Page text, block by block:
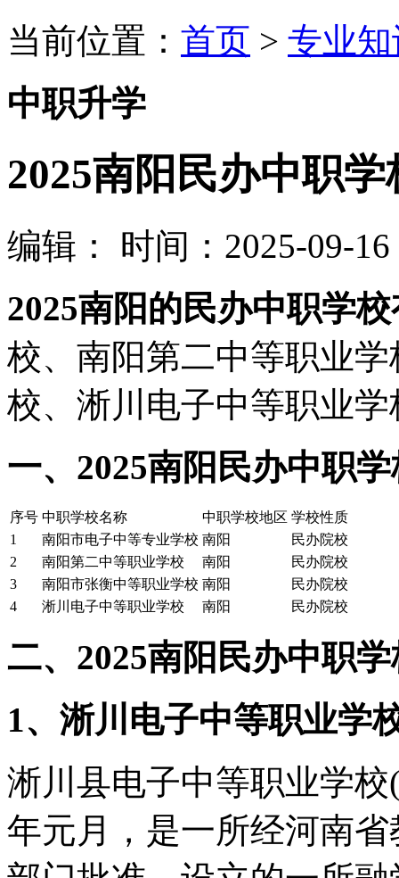
当前位置： 首页 > 专业
中职升学
2025南阳民办中职
编辑：
时间：2025-09-16
2025南阳的民办中职学
校、南阳第二中等职业
校、淅川电子中等职业
一、2025南阳民办中职
序号 中职学校名称 中职学校地区 学校性质
1
南阳市电子中等专业学校 南阳
民办院校
2
南阳第二中等职业学校 南阳
民办院校
3
南阳市张衡中等职业学校 南阳
民办院校
4
淅川电子中等职业学校 南阳 民办院校
二、2025南阳民办中职
1、淅川电子中等职业学
淅川县电子中等职业学
年元月，是一所经河南